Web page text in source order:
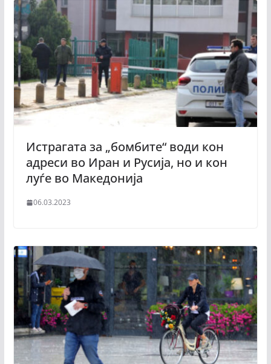
Истрагата за „бомбите“ води кон
адреси во Иран и Русија, но и кон
луѓе во Македонија
06.03.2023